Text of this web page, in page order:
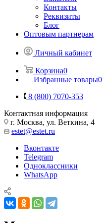
Контакты
Реквизиты
Блог
Оптовым партнерам
Личный кабинет
Корзина0
Избранные товары0
8 (800) 7070-353
Контактная информация
г. Москва, ул. Веткина, 4
estet@estet.ru
Вконтакте
Telegram
Одноклассники
WhatsApp